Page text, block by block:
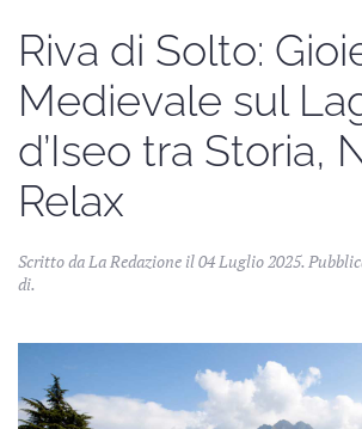
Riva di Solto:
Medievale sul
d’Iseo tra Storia,
Relax
Scritto da La Redazione il04 Luglio 2025.
di.